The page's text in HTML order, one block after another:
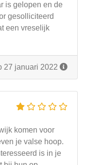
is gelopen en de
gesolliciteerd
een vreselijk
27 januari 2022
komen voor
je valse hoop.
is in je